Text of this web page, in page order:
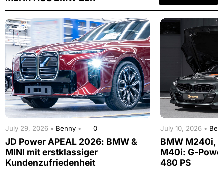
July 29, 2026 • Benny • 0
JD Power APEAL 2026: BMW &
MINI mit erstklassiger
Kundenzufriedenheit
July 10, 2026 •
BMW M240i,
M40i: G-
480 PS